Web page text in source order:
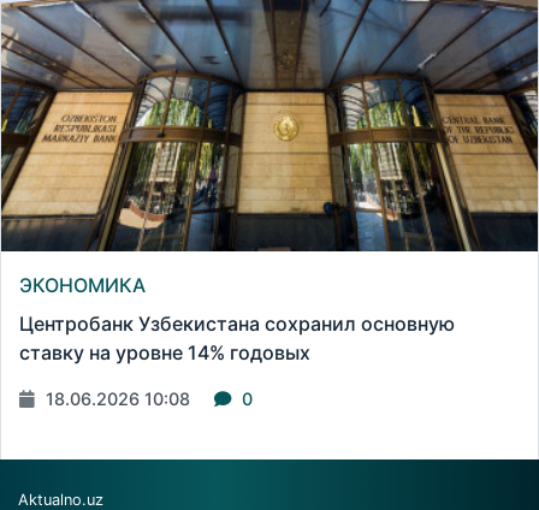
ЭКОНОМИКА
Центробанк Узбекистана сохранил основную
ставку на уровне 14% годовых
18.06.2026 10:08 0
Aktualno.uz